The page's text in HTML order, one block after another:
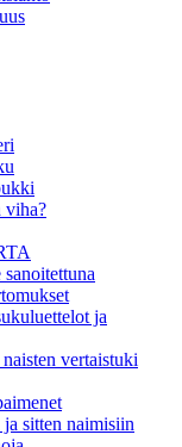
viha?
ja
vertaistuki
sitten naimisiin